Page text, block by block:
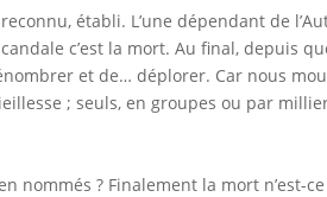
établi. L’une dépendant de
c’est la mort. Au final, depuis
et de… déplorer. Car nous
; seuls, en groupes ou par
nommés ? Finalement la mort n’est-